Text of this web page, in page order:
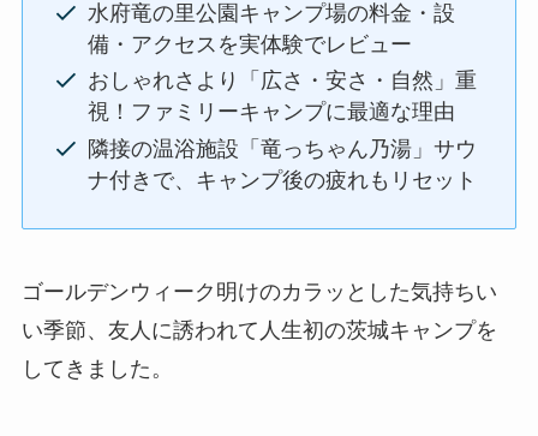
水府竜の里公園キャンプ場の料金・設
備・アクセスを実体験でレビュー
おしゃれさより「広さ・安さ・自然」重
視！ファミリーキャンプに最適な理由
隣接の温浴施設「竜っちゃん乃湯」サウ
ナ付きで、キャンプ後の疲れもリセット
ゴールデンウィーク明けのカラッとした気持ちい
い季節、友人に誘われて人生初の茨城キャンプを
してきました。